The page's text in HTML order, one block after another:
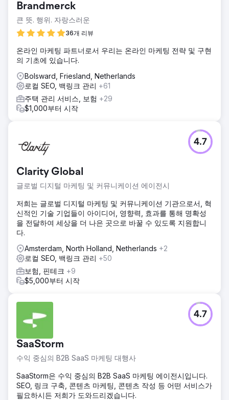
Brandmerck
큰 뜻. 행위. 자랑스러운
36개 리뷰
온라인 마케팅 파트너로서 우리는 온라인 마케팅 전략 및 구현
의 기초에 있습니다.
Bolsward, Friesland, Netherlands
로컬 SEO, 백링크 관리 +61
주택 관리 서비스, 보험 +29
$1,000부터 시작
Clarity Global
글로벌 디지털 마케팅 및 커뮤니케이션 에이전시
4.7
저희는 글로벌 디지털 마케팅 및 커뮤니케이션 기관으로서, 혁
신적인 기술 기업들이 아이디어, 영향력, 효과를 통해 명확성
을 전달하여 세상을 더 나은 곳으로 바꿀 수 있도록 지원합니
다.
Amsterdam, North Holland, Netherlands +2
로컬 SEO, 백링크 관리 +50
보험, 핀테크 +9
$5,000부터 시작
SaaStorm
수익 중심의 B2B SaaS 마케팅 대행사
4.7
SaaStorm은 수익 중심의 B2B SaaS 마케팅 에이전시입니다.
SEO, 링크 구축, 콘텐츠 마케팅, 콘텐츠 작성 등 어떤 서비스가
필요하시든 저희가 도와드리겠습니다.